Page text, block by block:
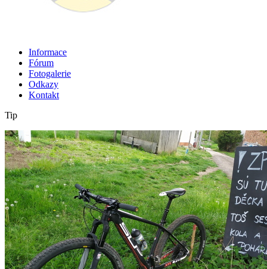
Informace
Fórum
Fotogalerie
Odkazy
Kontakt
Tip